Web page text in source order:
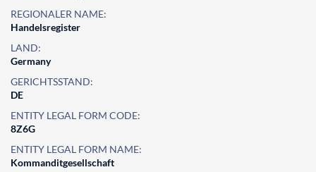
REGIONALER NAME:
Handelsregister
LAND:
Germany
GERICHTSSTAND:
DE
ENTITY LEGAL FORM CODE:
8Z6G
ENTITY LEGAL FORM NAME:
Kommanditgesellschaft